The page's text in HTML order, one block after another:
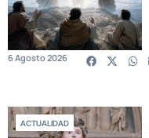
6 Agosto 2026
ACTUALIDAD